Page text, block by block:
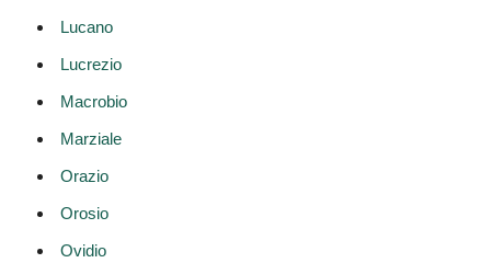
Lucano
Lucrezio
Macrobio
Marziale
Orazio
Orosio
Ovidio